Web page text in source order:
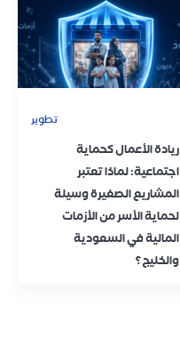
تطوير
ريادة الأعمال كحماية
اجتماعية: لماذا تعتبر
المشاريع الصغيرة وسيلة
لحماية الأسر من الأزمات
المالية في السعودية
والخليج؟